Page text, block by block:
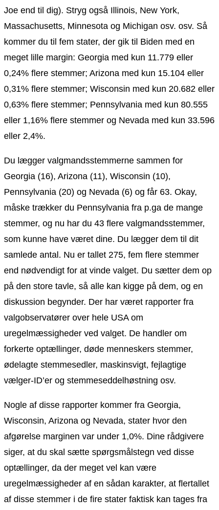
Joe end til dig). Stryg også Illinois, New York,
Massachusetts, Minnesota og Michigan osv. osv. Så
kommer du til fem stater, der gik til Biden med en
meget lille margin: Georgia med kun 11.779 eller
0,24% flere stemmer; Arizona med kun 15.104 eller
0,31% flere stemmer; Wisconsin med kun 20.682 eller
0,63% flere stemmer; Pennsylvania med kun 80.555
eller 1,16% flere stemmer og Nevada med kun 33.596
eller 2,4%.
Du lægger valgmandsstemmerne sammen for
Georgia (16), Arizona (11), Wisconsin (10),
Pennsylvania (20) og Nevada (6) og får 63. Okay,
måske trækker du Pennsylvania fra p.ga de mange
stemmer, og nu har du 43 flere valgmandsstemmer,
som kunne have været dine. Du lægger dem til dit
samlede antal. Nu er tallet 275, fem flere stemmer
end nødvendigt for at vinde valget. Du sætter dem op
på den store tavle, så alle kan kigge på dem, og en
diskussion begynder. Der har været rapporter fra
valgobservatører over hele USA om
uregelmæssigheder ved valget. De handler om
forkerte optællinger, døde menneskers stemmer,
ødelagte stemmesedler, maskinsvigt, fejlagtige
vælger-ID’er og stemmeseddelhøstning osv.
Nogle af disse rapporter kommer fra Georgia,
Wisconsin, Arizona og Nevada, stater hvor den
afgørelse marginen var under 1,0%. Dine rådgivere
siger, at du skal sætte spørgsmålstegn ved disse
optællinger, da der meget vel kan være
uregelmæssigheder af en sådan karakter, at flertallet
af disse stemmer i de fire stater faktisk kan tages fra